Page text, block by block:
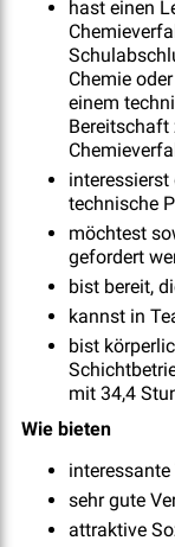
hast einen
Chemie
einem
Bereitschaft
technische
möchtest
gefordert
bist bereit,
kannst in
bist
mit 34,4
Wie bieten
sehr gute
attraktive